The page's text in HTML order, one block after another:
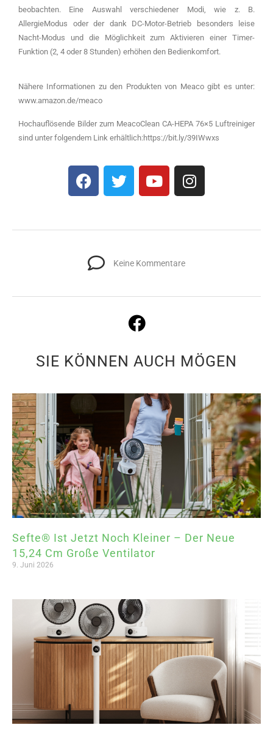
beobachten. Eine Auswahl verschiedener Modi, wie z. B.
AllergieModus oder der dank DC-Motor-Betrieb besonders leise
Nacht-Modus und die Möglichkeit zum Aktivieren einer Timer-
Funktion (2, 4 oder 8 Stunden) erhöhen den Bedienkomfort.
Nähere Informationen zu den Produkten von Meaco gibt es unter:
www.amazon.de/meaco
Hochauflösende Bilder zum MeacoClean CA-HEPA 76×5 Luftreiniger
sind unter folgendem Link erhältlich:https://bit.ly/39IWwxs
Keine Kommentare
SIE KÖNNEN AUCH MÖGEN
Sefte® Ist Jetzt Noch Kleiner – Der Neue
15,24 Cm Große Ventilator
9. Juni 2026